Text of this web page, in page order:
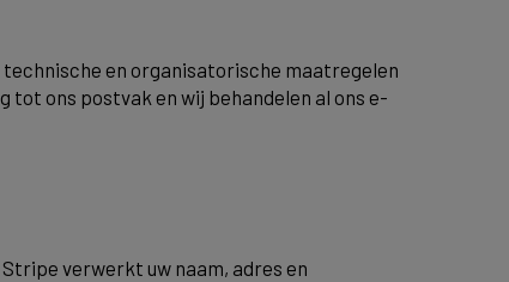
en organisatorische maatregelen
ons postvak en wij behandelen al ons e-
verwerkt uw naam, adres en